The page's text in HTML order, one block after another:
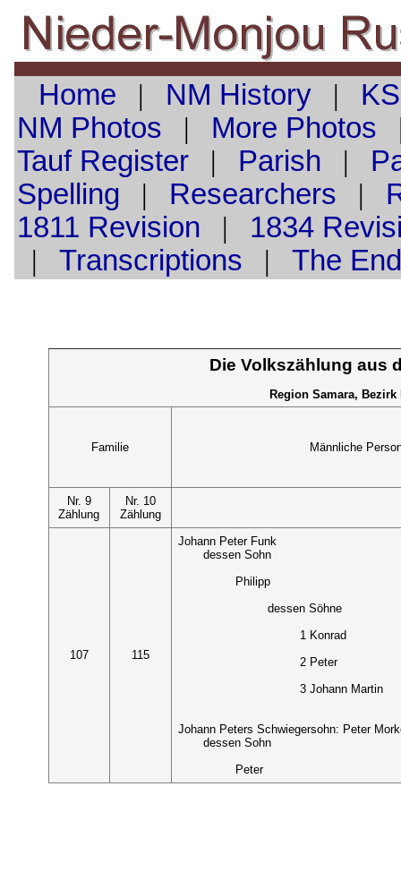
Home | NM History|
NM Photos | More Photos
TaufRegister| Parish |
Spelling | Researchers |
1811 Revision | 1834
| Transcriptions | The End
Die Volkszählung aus
Region Samara,
Familie Männliche
Nr. 9
Zählung
Nr. 10
Zählung
107 115
Johann Peter Funk
dessen Sohn
Philipp
dessen Söhne
1 Konrad
2 Peter
3 Johann Martin
Johann Peters Schwiegersohn: Peter
dessen Sohn
Peter